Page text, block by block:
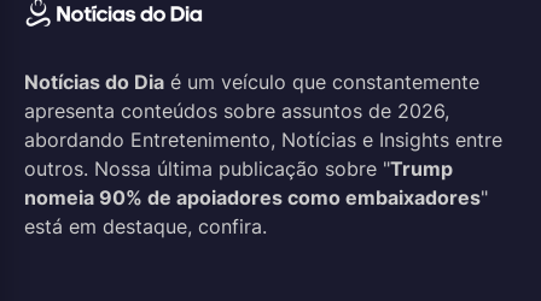
Notícias do Dia é um veículo que constantemente
apresenta conteúdos sobre assuntos de 2026,
abordando Entretenimento, Notícias e Insights entre
outros. Nossa última publicação sobre "Trump
nomeia 90% de apoiadores como embaixadores"
está em destaque, confira.